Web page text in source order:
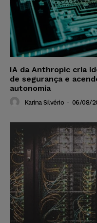
IA da Anthropic cria
de segurança e
autonomia
Karina Silvério - 06/08/